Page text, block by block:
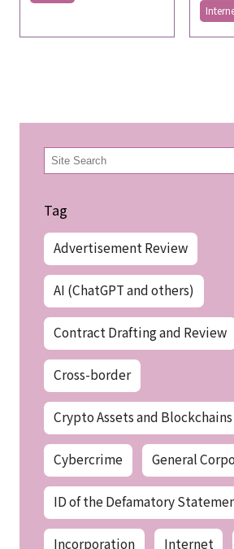
検
索
Tag
Advertisement Review
AI (ChatGPT and others)
Contract Drafting and Review
Cross-border
Crypto Assets and Blockchains
Cybercrime General
ID of the Defamatory
Incorporation Internet